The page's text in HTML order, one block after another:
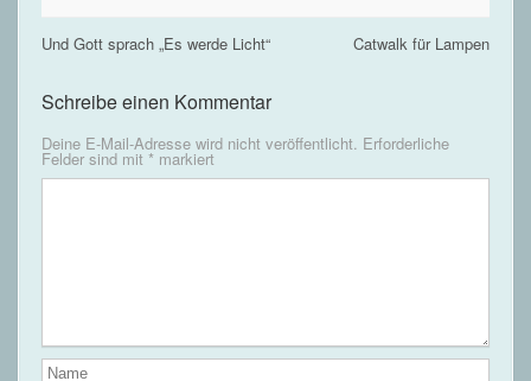
Catwalk für Lampen
Und Gott sprach „Es werde Licht“
Schreibe einen Kommentar
Deine E-Mail-Adresse wird nicht veröffentlicht. Erforderliche
Felder sind mit *markiert